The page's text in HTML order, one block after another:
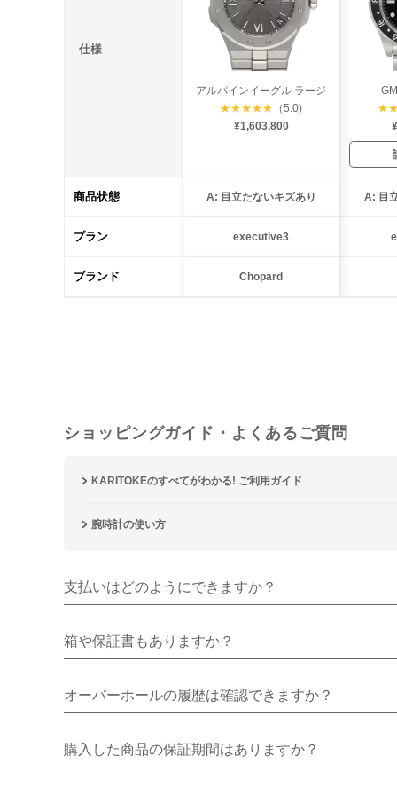
仕様
アルパインイーグル ラージ
★★★★★ （5.0)
¥1,603,800
★
商品状態 A: 目立たないキズあり A: 目
プラン executive3
ブランド Chopard
ショッピングガイド・よくあるご質問
KARITOKEのすべてがわかる! ご利用ガイド
腕時計の使い方
支払いはどのようにできますか？
箱や保証書もありますか？
オーバーホールの履歴は確認できますか？
購入した商品の保証期間はありますか？